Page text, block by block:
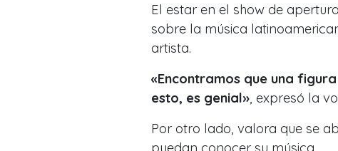
El estar en el show de
sobre la música
artista.
«Encontramos que una
esto, es genial», expresó la
Por otro lado, valora que se
puedan conocer su música.